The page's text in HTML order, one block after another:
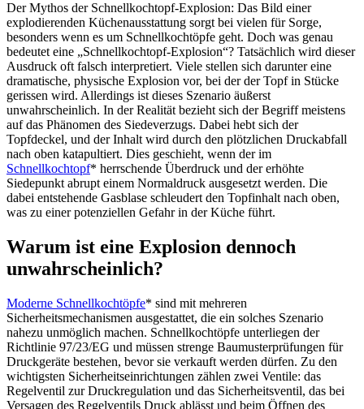
Der Mythos der Schnellkochtopf-Explosion: Das Bild einer
explodierenden Küchenausstattung sorgt bei vielen für Sorge,
besonders wenn es um Schnellkochtöpfe geht. Doch was genau
bedeutet eine „Schnellkochtopf-Explosion“? Tatsächlich wird dieser
Ausdruck oft falsch interpretiert. Viele stellen sich darunter eine
dramatische, physische Explosion vor, bei der der Topf in Stücke
gerissen wird. Allerdings ist dieses Szenario äußerst
unwahrscheinlich. In der Realität bezieht sich der Begriff meistens
auf das Phänomen des Siedeverzugs. Dabei hebt sich der
Topfdeckel, und der Inhalt wird durch den plötzlichen Druckabfall
nach oben katapultiert. Dies geschieht, wenn der im
Schnellkochtopf* herrschende Überdruck und der erhöhte
Siedepunkt abrupt einem Normaldruck ausgesetzt werden. Die
dabei entstehende Gasblase schleudert den Topfinhalt nach oben,
was zu einer potenziellen Gefahr in der Küche führt​​.
Warum ist eine Explosion dennoch
unwahrscheinlich?
Moderne Schnellkochtöpfe* sind mit mehreren
Sicherheitsmechanismen ausgestattet, die ein solches Szenario
nahezu unmöglich machen. Schnellkochtöpfe unterliegen der
Richtlinie 97/23/EG und müssen strenge Baumusterprüfungen für
Druckgeräte bestehen, bevor sie verkauft werden dürfen. Zu den
wichtigsten Sicherheitseinrichtungen zählen zwei Ventile: das
Regelventil zur Druckregulation und das Sicherheitsventil, das bei
Versagen des Regelventils Druck ablässt und beim Öffnen des